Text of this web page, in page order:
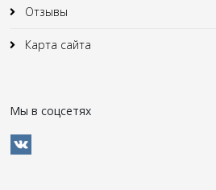
Отзывы
Карта сайта
Мы в соцсетях